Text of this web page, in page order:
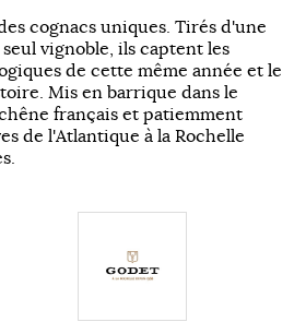
cognacs uniques. Tirés d'une
vignoble, ils captent les
de cette même année et le
Mis en barrique dans le
français et patiemment
de l'Atlantique à la Rochelle